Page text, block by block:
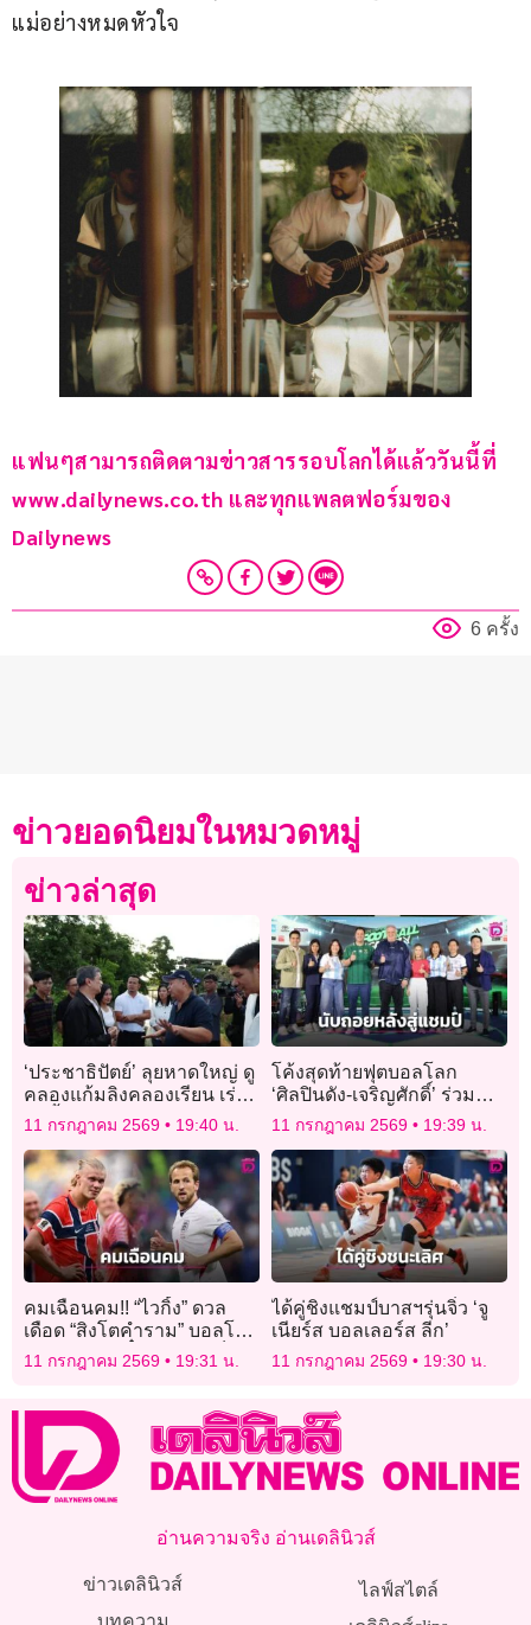
แม่อย่างหมดหัวใจ
แฟนๆสามารถติดตามข่าวสารรอบโลกได้แล้ววันนี้ที่
www.dailynews.co.th และทุกแพลตฟอร์มของ
Dailynews
6 ครั้ง
ข่าวยอดนิยมในหมวดหมู่
ข่าวล่าสุด
‘ประชาธิปัตย์’ ลุยหาดใหญ่ ดู
คลองแก้มลิงคลองเรียน เร่ง
ผันน้ำก่อนท่วม
11 กรกฎาคม 2569 19:40 น.
โค้งสุดท้ายฟุตบอลโลก
‘ศิลปินดัง-เจริญศักดิ์’ ร่วม
งานคึกคัก
11 กรกฎาคม 2569 19:39 น.
คมเฉือนคม!! “ไวกิ้ง” ดวล
เดือด “สิงโตคำราม” บอลโลก
รอบ 8 ทีม มีตั๋วรอบรองเป็น
เดิมพัน
11 กรกฎาคม 2569 19:31 น.
ได้คู่ชิงแชมป์บาสฯรุ่นจิ๋ว ‘จู
เนียร์ส บอลเลอร์ส ลีก’
11 กรกฎาคม 2569 19:30 น.
อ่านความจริง อ่านเดลินิวส์
ข่าวเดลินิวส์
บทความ
ไลฟ์สไตล์